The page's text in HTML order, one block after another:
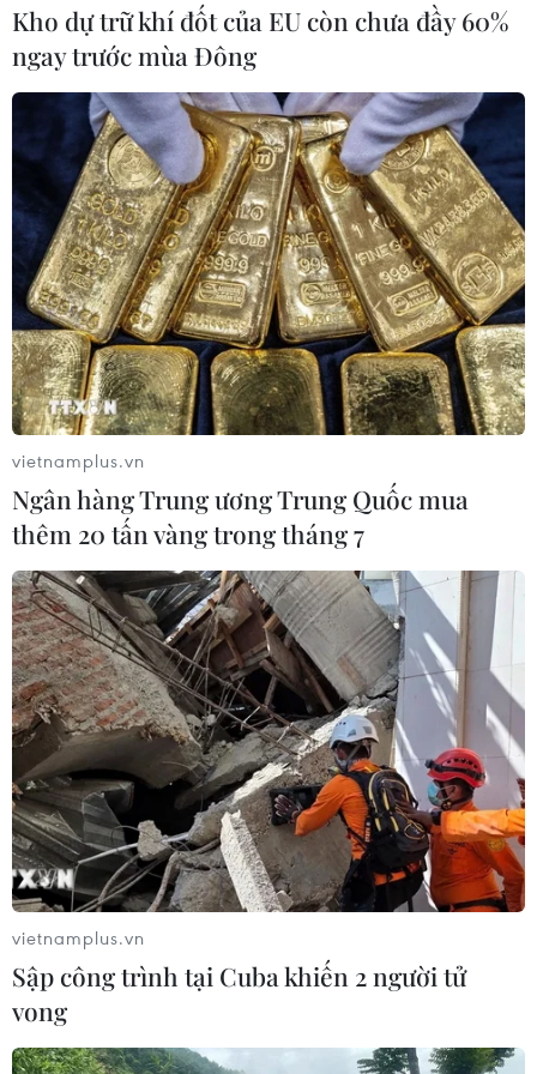
Kho dự trữ khí đốt của EU còn chưa đầy 60%
ngay trước mùa Đông
vietnamplus.vn
Ngân hàng Trung ương Trung Quốc mua
thêm 20 tấn vàng trong tháng 7
vietnamplus.vn
Sập công trình tại Cuba khiến 2 người tử
vong